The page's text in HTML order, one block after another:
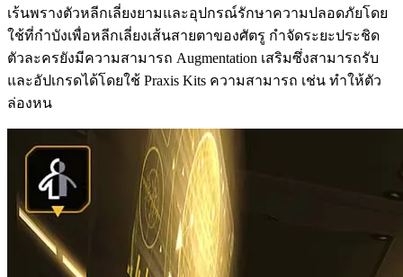
เร้นพรางตัวหลีกเลี่ยงยามและอุปกรณ์รักษาความปลอดภัยโดย
ใช้ที่กำบังเพื่อหลีกเลี่ยงเส้นสายตาของศัตรู กำจัดระยะประชิด
ตัวละครยังมีความสามารถ Augmentation เสริมซึ่งสามารถรับ
และอัปเกรดได้โดยใช้ Praxis Kits ความสามารถ เช่น ทำให้ตัว
ล่องหน